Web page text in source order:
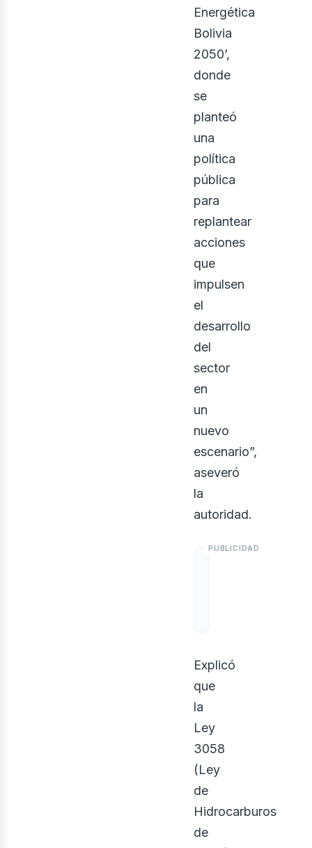
Energética
Bolivia
2050’,
donde
se
planteó
una
política
pública
para
replantear
acciones
que
impulsen
el
desarrollo
del
sector
en
un
nuevo
escenario”,
aseveró
la
autoridad.
Explicó
que
la
Ley
3058
(Ley
de
Hidrocarburos
de